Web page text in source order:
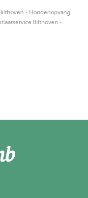
· Hondenopvang
Bilthoven ·